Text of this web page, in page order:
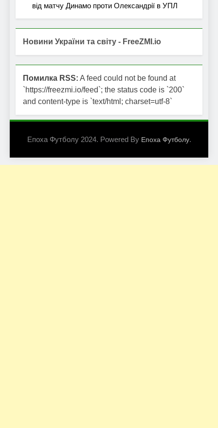
від матчу Динамо проти Олександрії в УПЛ
Новини України та світу - FreeZMI.io
Помилка RSS: A feed could not be found at
`https://freezmi.io/feed`; the status code is `200`
and content-type is `text/html; charset=utf-8`
Епоха Футболу 2024. Powered By Епоха Футболу.